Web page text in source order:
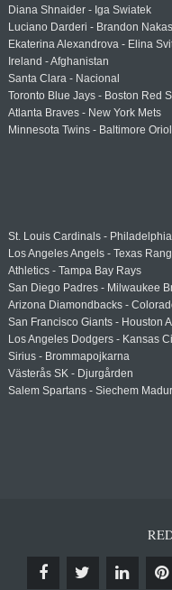
Diana Shnaider - Iga Swiatek
Luciano Darderi - Brandon
Ekaterina Alexandrova - Elina
Ireland - Afghanistan
Santa Clara - Nacional
Toronto Blue Jays - Boston Red
Atlanta Braves - New York Mets
Minnesota Twins - Baltimore
St. Louis Cardinals -
Los Angeles Angels - Texas
Athletics - Tampa Bay Rays
San Diego Padres - Milwaukee
Arizona Diamondbacks -
San Francisco Giants - Houston
Los Angeles Dodgers - Kansas
Sirius - Brommapojkarna
Västerås SK - Djurgården
Salem Spartans - Siechem